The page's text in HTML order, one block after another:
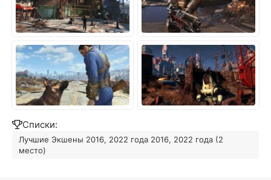
Списки:
Лучшие Экшены 2016, 2022 года 2016, 2022 года (2
место)